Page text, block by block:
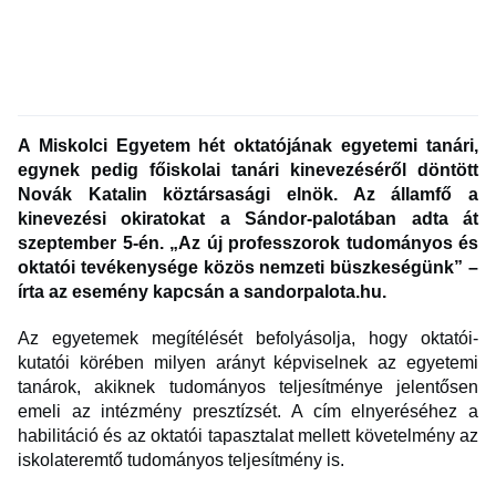
A Miskolci Egyetem hét oktatójának egyetemi tanári,
egynek pedig főiskolai tanári kinevezéséről döntött
Novák Katalin köztársasági elnök. Az államfő a
kinevezési okiratokat a Sándor-palotában adta át
szeptember 5-én. „Az új professzorok tudományos és
oktatói tevékenysége közös nemzeti büszkeségünk” –
írta az esemény kapcsán a sandorpalota.hu.
Az egyetemek megítélését befolyásolja, hogy oktatói-
kutatói körében milyen arányt képviselnek az egyetemi
tanárok, akiknek tudományos teljesítménye jelentősen
emeli az intézmény presztízsét. A cím elnyeréséhez a
habilitáció és az oktatói tapasztalat mellett követelmény az
iskolateremtő tudományos teljesítmény is.